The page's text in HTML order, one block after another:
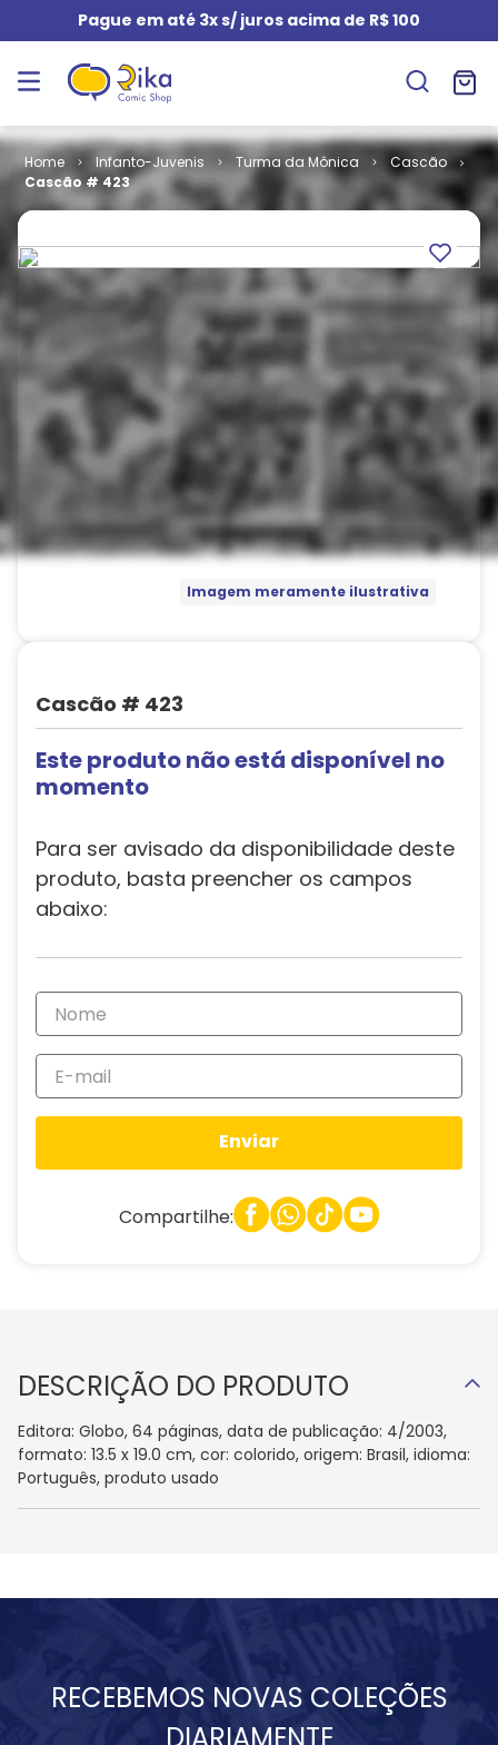
Pague em até 3x s/ juros acima de R$ 100
Infanto-Juvenis Turma da Mônica
Cascão
Cascão # 423
Imagem meramente ilustrativa
Cascão # 423
Este produto não está disponível no
momento
Para ser avisado da disponibilidade deste
produto, basta preencher os campos
abaixo:
Enviar
Compartilhe:
DESCRIÇÃO DO PRODUTO
Editora: Globo, 64 páginas, data de publicação: 4/2003,
formato: 13.5 x 19.0 cm, cor: colorido, origem: Brasil, idioma:
Português, produto usado
RECEBEMOS NOVAS COLEÇÕES